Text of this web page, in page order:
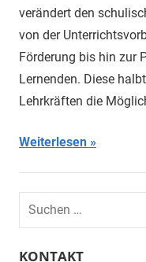
verändert den
von der
Förderung bis hin zur
Lernenden. Diese
Lehrkräften die
Weiterlesen
u
KONTAKT